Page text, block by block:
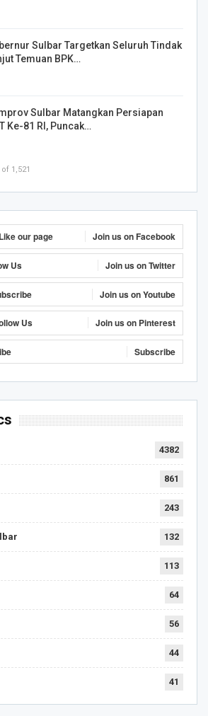
Sulbar Targetkan Seluruh Tindak
Temuan BPK…
Sulbar Matangkan Persiapan
Ke-81 RI, Puncak…
of 1,521
Like our page Join us on Facebook
Us Join us on Twitter
Join us on Youtube
Us Join us on Pinterest
Subscribe
4382
861
243
132
113
64
56
44
41